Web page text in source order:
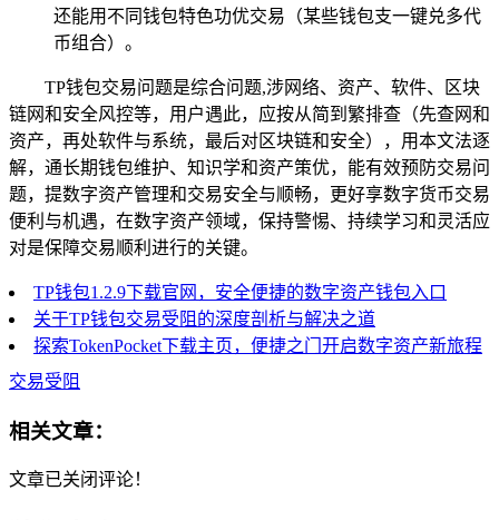
还能用不同钱包特色功优交易（某些钱包支一键兑多代
币组合）。
TP钱包交易问题是综合问题,涉网络、资产、软件、区块
链网和安全风控等，用户遇此，应按从简到繁排查（先查网和
资产，再处软件与系统，最后对区块链和安全），用本文法逐
解，通长期钱包维护、知识学和资产策优，能有效预防交易问
题，提数字资产管理和交易安全与顺畅，更好享数字货币交易
便利与机遇，在数字资产领域，保持警惕、持续学习和灵活应
对是保障交易顺利进行的关键。
TP钱包1.2.9下载官网，安全便捷的数字资产钱包入口
关于TP钱包交易受阻的深度剖析与解决之道
探索TokenPocket下载主页，便捷之门开启数字资产新旅程
交易受阻
相关文章：
文章已关闭评论！